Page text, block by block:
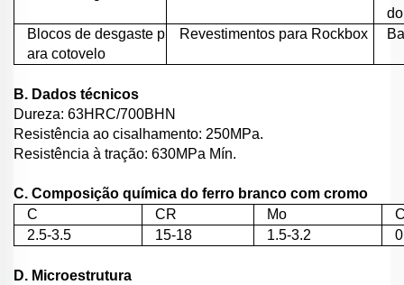
Blocos de desgaste p
ara cotovelo
Revestimentos para Rockbox
B. Dados técnicos
Dureza: 63HRC/700BHN
Resistência ao cisalhamento: 250MPa.
Resistência à tração: 630MPa Mín.
C. Composição química do ferro branco com cromo
C
CR Mo
2.5-3.5
15-18 1.5-3.2
D. Microestrutura